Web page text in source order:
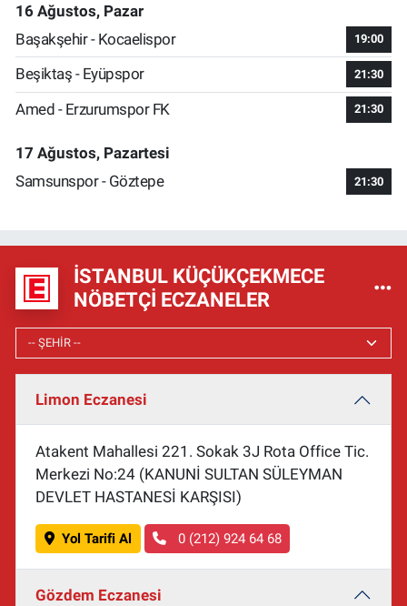
16 Ağustos, Pazar
Başakşehir - Kocaelispor
19:00
Beşiktaş - Eyüpspor 21:30
Amed - Erzurumspor FK 21:30
17 Ağustos, Pazartesi
Samsunspor - Göztepe
21:30
İSTANBUL KÜÇÜKÇEKMECE
NÖBETÇI ECZANELER
Limon Eczanesi
Atakent Mahallesi 221. Sokak 3J Rota Office Tic.
Merkezi No:24 (KANUNİ SULTAN SÜLEYMAN
DEVLET HASTANESİ KARŞISI)
Yol Tarifi Al 0 (212) 924 64 68
Gözdem Eczanesi